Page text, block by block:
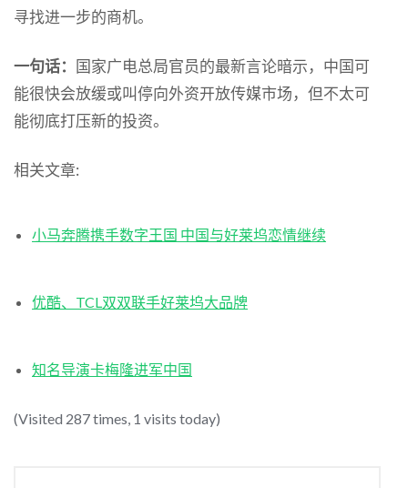
寻找进一步的商机。
一句话： 国家广电总局官员的最新言论暗示，中国可
能很快会放缓或叫停向外资开放传媒市场，但不太可
能彻底打压新的投资。
相关文章:
小马奔腾携手数字王国 中国与好莱坞恋情继续
优酷、TCL双双联手好莱坞大品牌
知名导演卡梅隆进军中国
(Visited 287 times, 1 visits today)